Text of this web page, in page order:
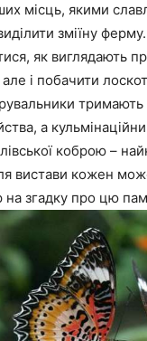
місць, якими
зміїну
як виглядають
і побачити
тримають
а
коброю –
вистави кожен
на згадку про цю